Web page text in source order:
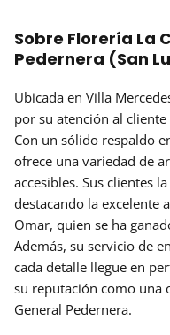
Sobre Florería La
Pedernera (San
Ubicada en Villa
por su atención al
Con un sólido respaldo
ofrece una variedad de
accesibles. Sus clientes
destacando la excelente
Omar, quien se ha
Además, su servicio de
cada detalle llegue en
su reputación como una
General Pedernera.